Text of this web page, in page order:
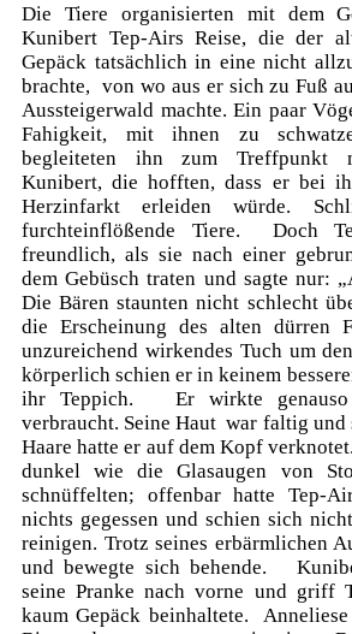
Die Tiere organisierten mit dem
Kunibert Tep-Airs Reise, die der
Gepäck tatsächlich in eine nicht
brachte, von wo aus er sich zu Fuß
Aussteigerwald machte. Ein paar
Fahigkeit, mit ihnen zu
begleiteten ihn zum Treffpunkt
Kunibert, die hofften, dass er bei
Herzinfarkt erleiden würde.
furchteinflößende Tiere. Doch
freundlich, als sie nach einer
dem Gebüsch traten und sagte nur:
Die Bären staunten nicht schlecht
die Erscheinung des alten
unzureichend wirkendes Tuch um
körperlich schien er in keinem
ihr Teppich. Er wirkte genauso
verbraucht. Seine Haut war faltig
Haare hatte er auf dem Kopf
dunkel wie die Glasaugen von
schnüffelten; offenbar hatte Tep-
nichts gegessen und schien sich
reinigen. Trotz seines erbärmlichen
und bewegte sich behende.
seine Pranke nach vorne und griff
kaum Gepäck beinhaltete.